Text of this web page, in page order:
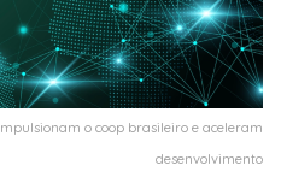
o coop brasileiro e aceleram
desenvolvimento